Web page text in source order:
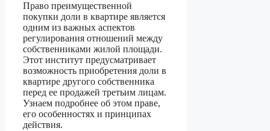
Право преимущественной
покупки доли в квартире является
одним из важных аспектов
регулирования отношений между
собственниками жилой площади.
Этот институт предусматривает
возможность приобретения доли в
квартире другого собственника
перед ее продажей третьим лицам.
Узнаем подробнее об этом праве,
его особенностях и принципах
действия.